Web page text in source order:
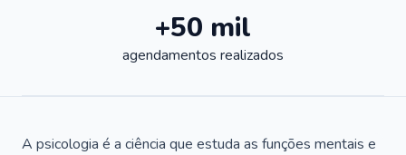
+50 mil
agendamentos realizados
A psicologia é a ciência que estuda as funções mentais e